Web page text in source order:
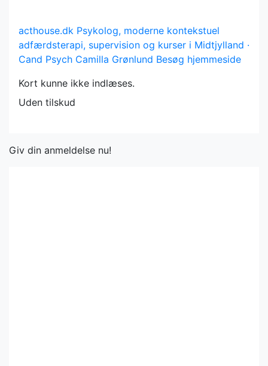
acthouse.dk Psykolog, moderne kontekstuel
adfærdsterapi, supervision og kurser i Midtjylland ·
Cand Psych Camilla Grønlund Besøg hjemmeside
Kort kunne ikke indlæses.
Uden tilskud
Giv din anmeldelse nu!